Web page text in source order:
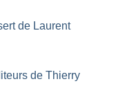
de Laurent
de Thierry